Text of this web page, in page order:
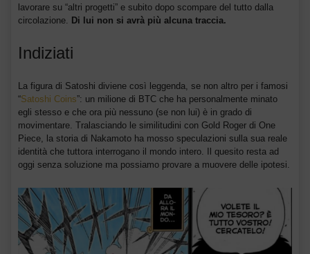
lavorare su “altri progetti” e subito dopo scompare del tutto dalla
circolazione. Di lui non si avrà più alcuna traccia.
Indiziati
La figura di Satoshi diviene così leggenda, se non altro per i famosi
“Satoshi Coins”: un milione di BTC che ha personalmente minato
egli stesso e che ora più nessuno (se non lui) è in grado di
movimentare. Tralasciando le similitudini con Gold Roger di One
Piece, la storia di Nakamoto ha mosso speculazioni sulla sua reale
identità che tuttora interrogano il mondo intero. Il quesito resta ad
oggi senza soluzione ma possiamo provare a muovere delle ipotesi.